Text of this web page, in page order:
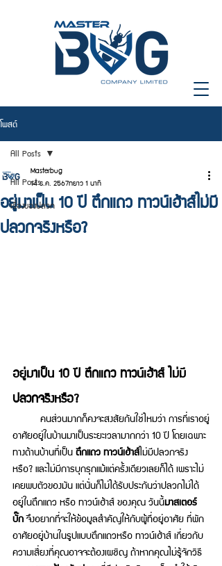
โพสต์
All Posts
เรื่องของปลวก
All Posts
อยู่มาเป็น 10 ปี ตึกแถว ทาวน์เฮ้าส์ไม่มี
ปลวกจริงหรือ?
Masterbug
14 ธ.ค. 2567 ยาว 1 นาที
อยู่มาเป็น 10 ปี ตึกแถว ทาวน์เฮ้าส์ ไม่มี
ปลวกจริงหรือ?
อาศัยอยู่ในบ้านมาเป็นระยะเวลามากกว่า 10 ปี โดยเฉพาะ
ทางด้านบ้านที่เป็น ตึกแถว ทาวน์เฮ้าส์ไม่มีปลวกจริง
หรือ? และไม่มีการบุกรุกแม้แต่ครั้งเดียวเลยก็ได้ เพราะไม่
เคยพบตัวของมัน แต่นั่นก็ไม่ได้รับประกันว่าปลวกไม่ได้
อยู่ในตึกแถว หรือ ทาวน์เฮ้าส์ ของคุณ วันนี้มาสเตอร์
บั๊ก จึงอยากที่จะให้ข้อมูลสำคัญให้กับผู้ที่อยู่อาศัย ที่พัก
อาศัยอยู่บ้านในรูปแบบตึกแถวหรือ ทาวน์เฮ้าส์ เกี่ยวกับ
ความเสี่ยงที่คุณอาจจะต้องเผชิญ ถ้าหากคุณไม่รู้จักวิธี